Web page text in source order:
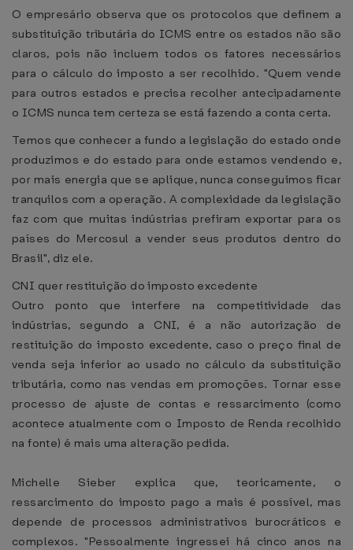
O empresário observa que os protocolos que definem a
substituição tributária do ICMS entre os estados não são
claros, pois não incluem todos os fatores necessários
para o cálculo do imposto a ser recolhido. "Quem vende
para outros estados e precisa recolher antecipadamente
o ICMS nunca tem certeza se está fazendo a conta certa.
Temos que conhecer a fundo a legislação do estado onde
produzimos e do estado para onde estamos vendendo e,
por mais energia que se aplique, nunca conseguimos ficar
tranquilos com a operação. A complexidade da legislação
faz com que muitas indústrias prefiram exportar para os
países do Mercosul a vender seus produtos dentro do
Brasil", diz ele.
CNI quer restituição do imposto excedente
Outro ponto que interfere na competitividade das
indústrias, segundo a CNI, é a não autorização de
restituição do imposto excedente, caso o preço final de
venda seja inferior ao usado no cálculo da substituição
tributária, como nas vendas em promoções. Tornar esse
processo de ajuste de contas e ressarcimento (como
acontece atualmente com o Imposto de Renda recolhido
na fonte) é mais uma alteração pedida.
Michelle Sieber explica que, teoricamente, o
ressarcimento do imposto pago a mais é possível, mas
depende de processos administrativos burocráticos e
complexos. "Pessoalmente ingressei há cinco anos na